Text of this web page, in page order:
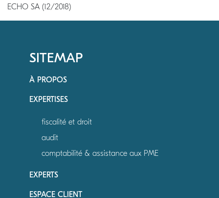
ECHO SA (12/2018)
SITEMAP
À PROPOS
EXPERTISES
fiscalité et droit
audit
comptabilité & assistance aux PME
EXPERTS
ESPACE CLIENT